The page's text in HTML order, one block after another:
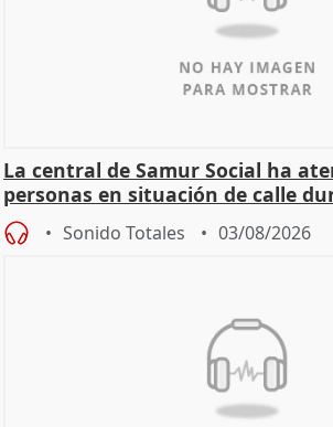
La central de Samur Social ha
personas en situación de calle
de Calor
Sonido Totales 03/08/2026